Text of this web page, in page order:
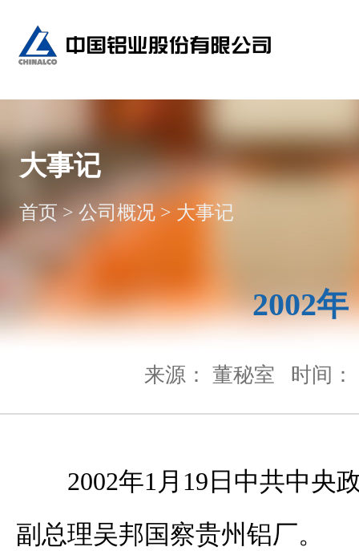
大事记
首页 > 公司概况 > 大事记
2002年
来源： 董秘室 时间：
2002年1月19日中共中央
副总理吴邦国察贵州铝厂。